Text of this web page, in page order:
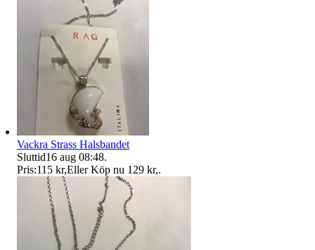
Vackra Strass Halsbandet
Sluttid16 aug 08:48.
Pris:115 kr,Eller Köp nu 129 kr,.